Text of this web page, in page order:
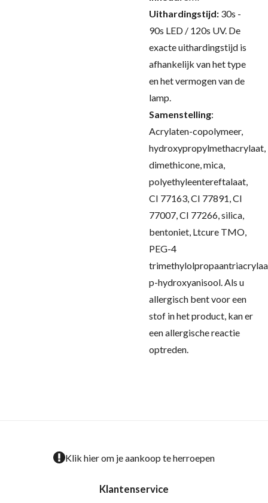
Uithardingstijd: 30s -
90s LED / 120s UV. De
exacte uithardingstijd is
afhankelijk van het type
en het vermogen van de
lamp.
Samenstelling:
Acrylaten-copolymeer,
hydroxypropylmethacrylaat,
dimethicone, mica,
polyethyleentereftalaat,
CI 77163, CI 77891, CI
77007, CI 77266, silica,
bentoniet, Ltcure TMO,
PEG-4
p-hydroxyanisool.Als u
allergisch bent voor een
stof in het product, kan er
een allergische reactie
optreden.
Klik hier om je aankoop te herroepen
Klantenservice